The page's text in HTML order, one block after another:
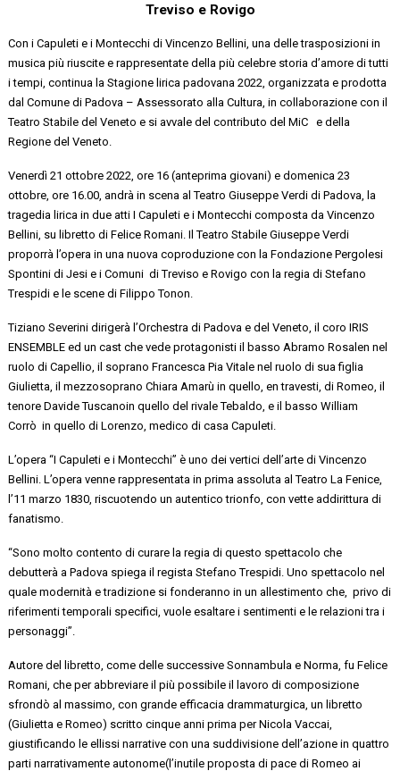
Treviso e Rovigo
Coni Capuleti e i Montecchi di Vincenzo Bellini, una delle trasposizioni in
musica più riuscite e rappresentate della più celebre storia d’amore di tutti
itempi , continua la Stagione lirica padovana 2022,organizzata e prodotta
dalComune di Padova – Assessorato alla Cultura , in collaborazione con il
Teatro Stabile del Veneto e si avvale del contributodelMiC e della
Regione del Veneto.
Venerdì21 ottobre 2022, ore 16 (anteprima giovani) e domenica23
ottobre, ore 16.00, andrà in scena al Teatro Giuseppe Verdi di Padova,
la
tragedia lirica in due attiICapuleti e i Montecchi composta da Vincenzo
Bellini , su libretto di Felice Romani. Il Teatro Stabile Giuseppe Verdi
proporrà l’opera in una nuovacoproduzione con laFondazione Pergolesi
Spontini di Jesi e iComuni di Trevisoe Rovigo con la regia diStefano
Trespidi e le scene diFilippoTonon
Tiziano Severini dirigerà l’Orchestra di Padova e del Veneto, il coroIRIS
ENSEMBLE ed un cast che vede protagonisti il basso AbramoRosalen nel
ruolo diCapellio , il sopranoFrancesca Pia Vitalenel ruolo di sua figlia
Giulietta, il mezzosoprano Chiara Amarù in quello,en travesti , di Romeo , il
tenore DavideTuscanoin quello del rivaleTebaldo, e il bassoWilliam
Corrò in quello di Lorenzo, medico di casaCapuleti
L’opera “ICapuleti e i Montecchi”è uno dei vertici dell’arte di Vincenzo
Bellini. L’operavenne rappresentata in prima assoluta al Teatro La Fenice,
l’11 marzo 1830, riscuotendo un autentico trionfo, con vette addirittura di
fanatismo.
“Sono molto contento di curare la regia di questo spettacolo che
debutterà aPadova spiega il regista Stefano Trespidi. Uno spettacolo nel
quale modernità e tradizione sifonderanno in un allestimento che, privo di
riferimenti temporali specifici, vuole esaltare i sentimenti e le relazioni tra i
personaggi”.
Autore del libretto, come delle successiveSonnambula eNorma , fu Felice
Romani, che per abbreviare il più possibile il lavoro di composizione
sfrondò al massimo, con grande efficacia drammaturgica, un libretto
(Giulietta e Romeo) scritto cinque anni prima per Nicola Vaccai,
giustificando le ellissi narrative con una suddivisione dell’azione in quattro
partinarrativamente autonome(l’inutile proposta di pace di Romeo ai